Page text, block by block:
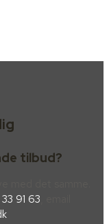
tilbud?
91 63